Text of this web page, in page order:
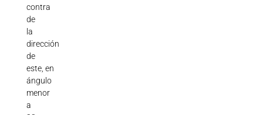
contra
de
la
dirección
de
este, en
ángulo
menor
a